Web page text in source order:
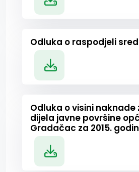
Odluka o raspodjeli
Odluka o visini
dijela javne površine
Gradačac za 2015.